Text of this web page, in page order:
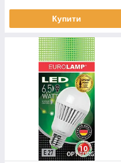
Купити